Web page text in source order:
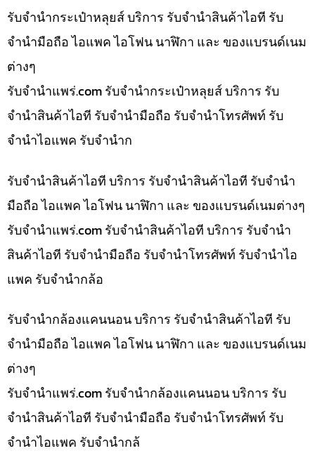
รับจำนำกระเป๋าหลุยส์ บริการ รับจำนำสินค้าไอที รับ
จำนำมือถือ ไอแพค ไอโฟน นาฬิกา และ ของแบรนด์เนม
ต่างๆ
รับจํานําแพร่.com รับจำนำกระเป๋าหลุยส์ บริการ รับ
จำนำสินค้าไอที รับจำนำมือถือ รับจำนำโทรศัพท์ รับ
จำนำไอแพค รับจำนำก
รับจำนำสินค้าไอที บริการ รับจำนำสินค้าไอที รับจำนำ
มือถือ ไอแพค ไอโฟน นาฬิกา และ ของแบรนด์เนมต่างๆ
รับจํานําแพร่.com รับจำนำสินค้าไอที บริการ รับจำนำ
สินค้าไอที รับจำนำมือถือ รับจำนำโทรศัพท์ รับจำนำไอ
แพค รับจำนำกล้อ
รับจำนำกล้องแคนนอน บริการ รับจำนำสินค้าไอที รับ
จำนำมือถือ ไอแพค ไอโฟน นาฬิกา และ ของแบรนด์เนม
ต่างๆ
รับจํานําแพร่.com รับจำนำกล้องแคนนอน บริการ รับ
จำนำสินค้าไอที รับจำนำมือถือ รับจำนำโทรศัพท์ รับ
จำนำไอแพค รับจำนำกล้